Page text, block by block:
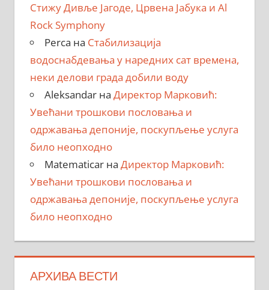
Стижу Дивље Јагоде, Црвена Јабука и Al
Rock Symphony
Perca на Стабилизација
водоснабдевања у наредних сат времена,
неки делови града добили воду
Aleksandarна Директор Марковић:
Увећани трошкови пословања и
одржавања депоније, поскупљење услуга
било неопходно
Matematicarна Директор Марковић:
Увећани трошкови пословања и
одржавања депоније, поскупљење услуга
било неопходно
АРХИВА ВЕСТИ